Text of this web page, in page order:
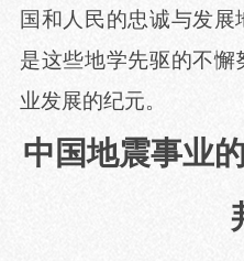
国和人民的忠诚与发
是这些地学先驱的不
业发展的纪元。
中国地震事业